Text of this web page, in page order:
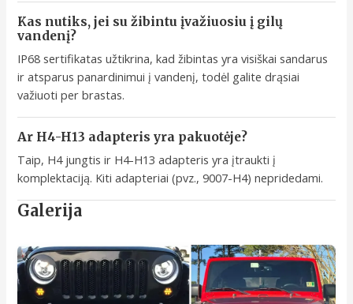
Kas nutiks, jei su žibintu įvažiuosiu į gilų
vandenį?
IP68 sertifikatas užtikrina, kad žibintas yra visiškai sandarus
ir atsparus panardinimui į vandenį, todėl galite drąsiai
važiuoti per brastas.
Ar H4-H13 adapteris yra pakuotėje?
Taip, H4 jungtis ir H4-H13 adapteris yra įtraukti į
komplektaciją. Kiti adapteriai (pvz., 9007-H4) nepridedami.
Galerija